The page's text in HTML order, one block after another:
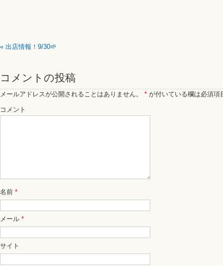
« 出店情報！9/30🌱
コメントの投稿
メールアドレスが公開されることはありません。 * が付いている欄は必須項
コメント
名前 *
メール *
サイト